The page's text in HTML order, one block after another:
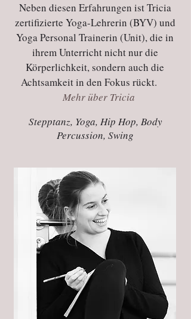
Neben diesen Erfahrungen ist Tricia
zertifizierte Yoga-Lehrerin (BYV) und
Yoga Personal Trainerin (Unit), die in
ihrem Unterricht nicht nur die
Körperlichkeit, sondern auch die
Achtsamkeit in den Fokus rückt.
Mehr über Tricia
Stepptanz, Yoga, Hip Hop, Body
Percussion, Swing